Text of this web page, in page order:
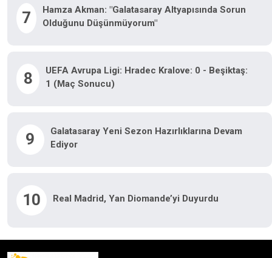
7
Hamza Akman: "Galatasaray Altyapısında Sorun
Olduğunu Düşünmüyorum"
8
UEFA Avrupa Ligi: Hradec Kralove: 0 - Beşiktaş:
1 (Maç Sonucu)
9
Galatasaray Yeni Sezon Hazırlıklarına Devam
Ediyor
10 Real Madrid, Yan Diomande’yi Duyurdu